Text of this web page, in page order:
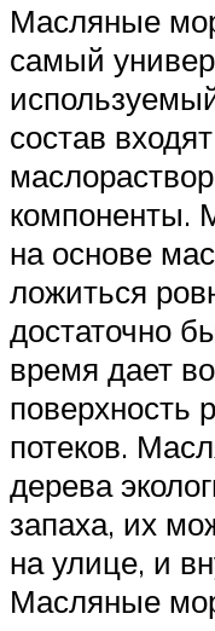
Масляные
самый
состав
компоненты.
на основе
ложиться
достаточно
время дает
поверхность
потеков.
дерева
запаха, их
на улице, и
Масляные